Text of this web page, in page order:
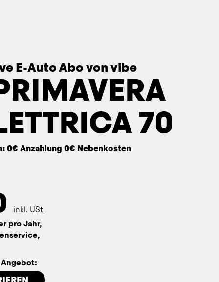
E-Auto Abo von vibe
70
0€ Anzahlung 0€ Nebenkosten
inkl. USt.
pro Jahr,